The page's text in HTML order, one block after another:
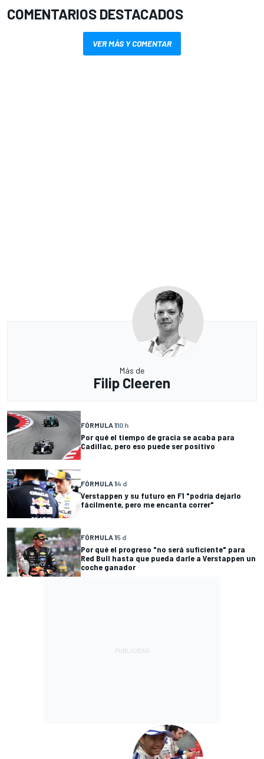
COMENTARIOS DESTACADOS
VER MÁS Y COMENTAR
Más de
Filip Cleeren
FÓRMULA 110 h
Por qué el tiempo de gracia se acaba para
Cadillac, pero eso puede ser positivo
FÓRMULA 14 d
Verstappen y su futuro en F1 "podría dejarlo
fácilmente, pero me encanta correr"
FÓRMULA 15 d
Por qué el progreso "no será suficiente" para
Red Bull hasta que pueda darle a Verstappen un
coche ganador